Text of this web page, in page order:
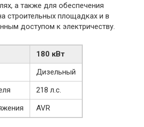
а также для обеспечения
строительных площадках и в
доступом к электричеству.
180 кВт
Дизельный
218 л.с.
AVR